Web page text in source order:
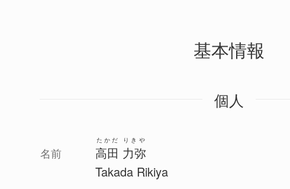
基本情報
個人
名前 高田 力弥
たかだ りきや
Takada Rikiya